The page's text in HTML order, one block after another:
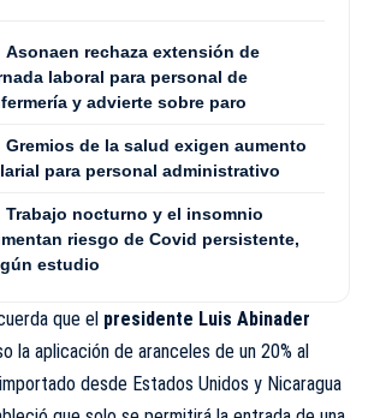
Asonaen rechaza extensión de
laboral para personal de
y advierte sobre paro
Gremios de la salud exigen aumento
para personal administrativo
Trabajo nocturno y el insomnio
riesgo de Covid persistente,
estudio
que el presidente Luis Abinader
la aplicación de aranceles de un 20% al
desde Estados Unidos y Nicaragua